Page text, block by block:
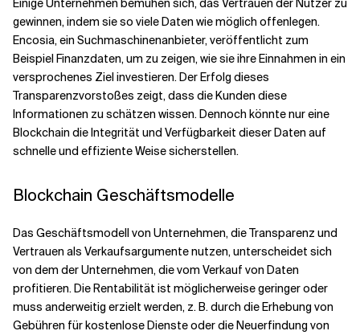
Einige Unternehmen bemühen sich, das Vertrauen der Nutzer zu
gewinnen, indem sie so viele Daten wie möglich offenlegen.
Encosia, ein Suchmaschinenanbieter, veröffentlicht zum
Beispiel Finanzdaten, um zu zeigen, wie sie ihre Einnahmen in ein
versprochenes Ziel investieren. Der Erfolg dieses
Transparenzvorstoßes zeigt, dass die Kunden diese
Informationen zu schätzen wissen. Dennoch könnte nur eine
Blockchain die Integrität und Verfügbarkeit dieser Daten auf
schnelle und effiziente Weise sicherstellen.
Blockchain Geschäftsmodelle
Das Geschäftsmodell von Unternehmen, die Transparenz und
Vertrauen als Verkaufsargumente nutzen, unterscheidet sich
von dem der Unternehmen, die vom Verkauf von Daten
profitieren. Die Rentabilität ist möglicherweise geringer oder
muss anderweitig erzielt werden, z. B. durch die Erhebung von
Gebühren für kostenlose Dienste oder die Neuerfindung von